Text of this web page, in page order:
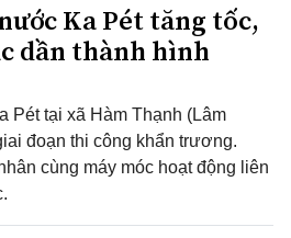
Ka Pét tăng tốc,
dần thành hình
Pét tại xã Hàm Thạnh (Lâm
đoạn thi công khẩn trương.
cùng máy móc hoạt động liên